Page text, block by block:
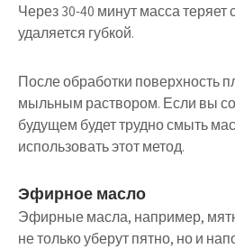
Через 30-40 минут масса теряет
удаляется губкой.
После обработки поверхность
мыльным раствором. Если вы
будущем будет трудно смыть
использовать этот метод.
Эфирное масло
Эфирные масла, например,
не только уберут пятно, но и